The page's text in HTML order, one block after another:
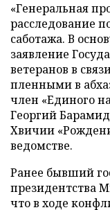
«Генеральная
расследование
саботажа. В
заявление
ветеранов в
пленными в
член «Единого
Георгий
Хвичии
ведомстве.
Ранее бывший
президентства
что в ходе